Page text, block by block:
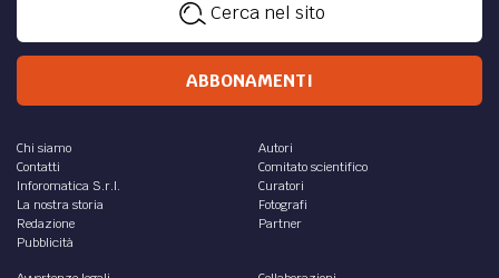
Cerca nel sito
ABBONAMENTI
Chi siamo
Contatti
Inforomatica S.r.l.
La nostra storia
Redazione
Pubblicità
Autori
Comitato scientifico
Curatori
Fotografi
Partner